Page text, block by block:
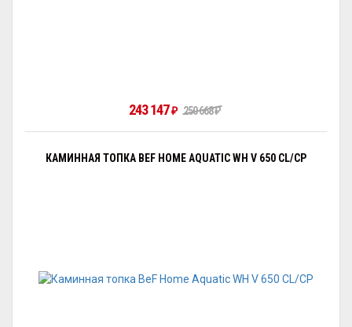
243 147 ₽ 250 668₽
КАМИННАЯ ТОПКА BEF HOME AQUATIC WH V 650 CL/CP